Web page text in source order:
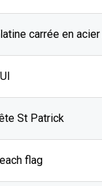
carrée en
St Patrick
flag